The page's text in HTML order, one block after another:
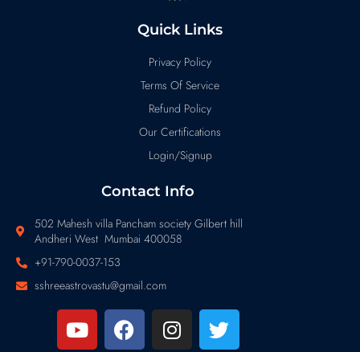
Quick Links
Privacy Policy
Terms Of Service
Refund Policy
Our Certifications
Login/Signup
Contact Info
502 Mahesh villa Pancham society Gilbert hill
Andheri West Mumbai 400058
+91-790-0037-153
sshreeastrovastu@gmail.com